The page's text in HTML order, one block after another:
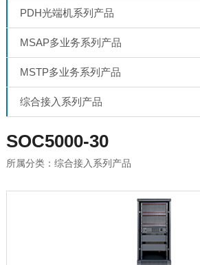
PDH光端机系列产品
MSAP多业务系列产品
MSTP多业务系列产品
综合接入系列产品
SOC5000-30
综合接入系列产品